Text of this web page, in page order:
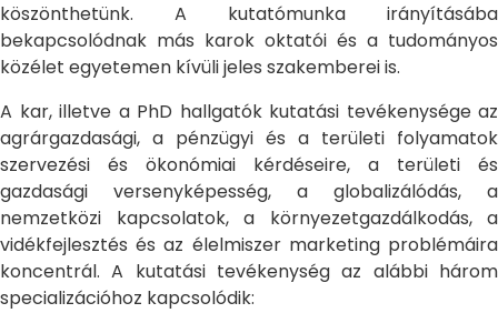
köszönthetünk. A kutatómunka irányításába
bekapcsolódnak más karok oktatói és a tudományos
közélet egyetemen kívüli jeles szakemberei is.
A kar, illetve a PhD hallgatók kutatási tevékenysége az
agrárgazdasági, a pénzügyi és a területi folyamatok
szervezési és ökonómiai kérdéseire, a területi és
gazdasági versenyképesség, a globalizálódás, a
nemzetközi kapcsolatok, a környezetgazdálkodás, a
vidékfejlesztés és az élelmiszer marketing problémáira
koncentrál. A kutatási tevékenység az alábbi három
specializációhoz kapcsolódik: